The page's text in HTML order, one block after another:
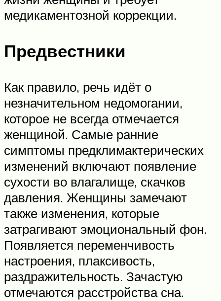
медикаментозной коррекции.
Предвестники
Как правило, речь идёт о
незначительном недомогании,
которое не всегда отмечается
женщиной. Самые ранние
симптомы предклимактерических
изменений включают появление
сухости во влагалище, скачков
давления. Женщины замечают
также изменения, которые
затрагивают эмоциональный фон.
Появляется переменчивость
настроения, плаксивость,
раздражительность. Зачастую
отмечаются расстройства сна.